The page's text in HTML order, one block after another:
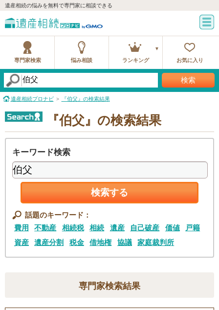
遺産相続の悩みを無料で専門家に相談できる
専門家検索 悩み相談 ランキング お気に入り
検索
遺産相続プロナビ 『伯父』の検索結果
『伯父』の検索結果
キーワード検索
検索する
話題のキーワード：
費用
不動産 相続税 相続 遺産 自己破産 価値
戸籍
資産
遺産分割 税金 借地権 協議 家庭裁判所
専門家検索結果